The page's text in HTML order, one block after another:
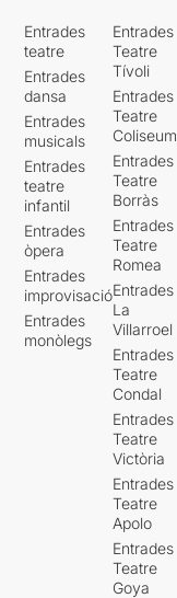
Entrades
teatre
Entrades
dansa
Entrades
musicals
Entrades
teatre
infantil
Entrades
òpera
Entrades
improvisació
Entrades
monòlegs
Entrades
Teatre
Tívoli
Entrades
Teatre
Coliseum
Entrades
Teatre
Borràs
Entrades
Teatre
Romea
Entrades
La
Villarroel
Entrades
Teatre
Condal
Entrades
Teatre
Victòria
Entrades
Teatre
Apolo
Entrades
Teatre
Goya